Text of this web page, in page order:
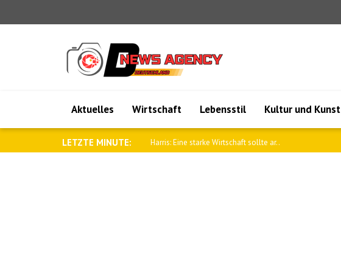
Aktuelles Wirtschaft Lebensstil Kultur und Kunst
LETZTE MINUTE: Sybiha: Ein freies Belarus ist Teil eine..